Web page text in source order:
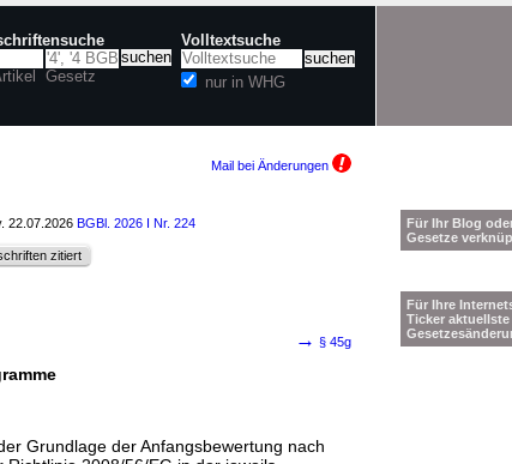
Gesetz
Volltextsuche
nur in WHG
Mail bei Änderungen
22.07.2026 BGBl. 2026 I Nr. 224
zitiert
→ § 45g
Grundlage der Anfangsbewertung nach
Für Ihr Blog
Gesetze
Für Ihre
Ticker aktuellste